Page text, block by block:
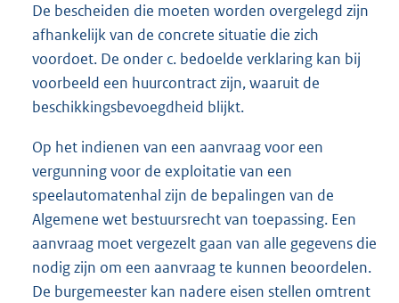
De bescheiden die moeten worden overgelegd zijn
afhankelijk van de concrete situatie die zich
voordoet. De onder c. bedoelde verklaring kan bij
voorbeeld een huurcontract zijn, waaruit de
beschikkingsbevoegdheid blijkt.
Op het indienen van een aanvraag voor een
vergunning voor de exploitatie van een
speelautomatenhal zijn de bepalingen van de
Algemene wet bestuursrecht van toepassing. Een
aanvraag moet vergezelt gaan van alle gegevens die
nodig zijn om een aanvraag te kunnen beoordelen.
De burgemeester kan nadere eisen stellen omtrent